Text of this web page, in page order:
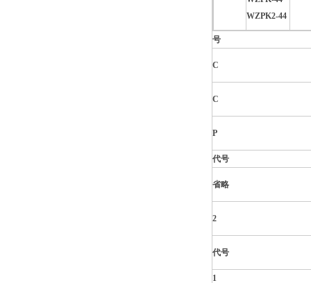
WZPK2-44
号
C
C
P
代号
省略
2
代号
1